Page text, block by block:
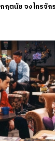
กฤตนัย จงไกรจักร